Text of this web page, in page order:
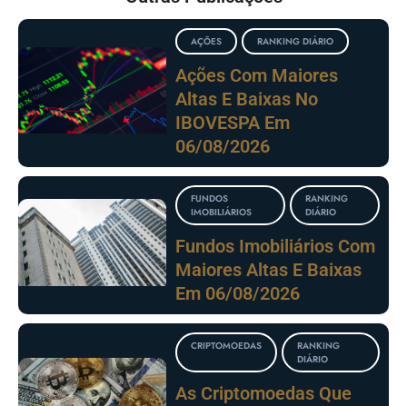
AÇÕES RANKING DIÁRIO
Ações Com Maiores
Altas E Baixas No
IBOVESPA Em
06/08/2026
FUNDOS
IMOBILIÁRIOS
RANKING
DIÁRIO
Fundos Imobiliários Com
Maiores Altas E Baixas
Em 06/08/2026
CRIPTOMOEDAS
RANKING
DIÁRIO
As Criptomoedas Que